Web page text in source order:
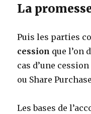
La
Puis les parties
cession que l’on
cas d’une
ou Share
Les bases de